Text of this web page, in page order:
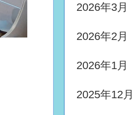
2026年3月
2026年2月
2026年1月
2025年12月